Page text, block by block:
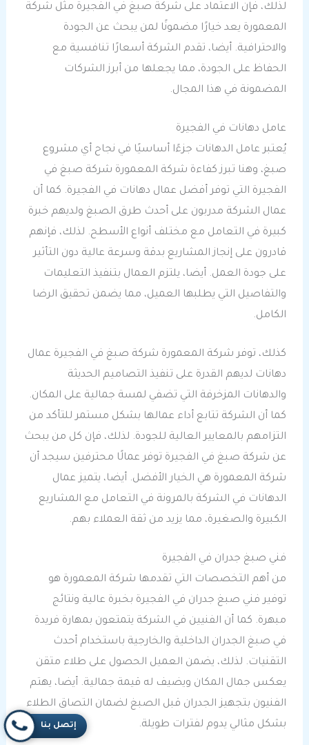
لذلك، فإن الاعتماد على شركة صبغ في الفجيرة مثل شركة
المعمورة يعد خيارًا مضمونًا لمن يبحث عن الجودة
والاحترافية. أيضا، تقدم الشركة أسعارًا تنافسية مع
الحفاظ على الجودة، مما يجعلها من أبرز الشركات
المضمونة في هذا المجال.
عامل دهانات في الفجيرة
يُعتبر عامل الدهانات جزءًا أساسيًا في نجاح أي مشروع
صبغ، وهنا تبرز كفاءة شركة المعمورة شركة صبغ في
الفجيرة التي توفر أفضل عمال دهانات في الفجيرة. كما أن
عمال الشركة مدربون على أحدث طرق الصبغ ولديهم خبرة
كبيرة في التعامل مع مختلف أنواع الأسطح. لذلك، فإنهم
قادرون على إنجاز المشاريع بدقة وسرعة عالية دون التأثير
على جودة العمل. أيضا، يلتزم العمال بتنفيذ التعليمات
والتفاصيل التي يطلبها العميل، مما يضمن تحقيق الرضا
الكامل.
كذلك، توفر شركة المعمورة شركة صبغ في الفجيرة عمال
دهانات لديهم القدرة على تنفيذ التصاميم الحديثة
والدهانات المزخرفة التي تضفي لمسة جمالية على المكان.
كما أن الشركة تتابع أداء عمالها بشكل مستمر للتأكد من
التزامهم بالمعايير العالية للجودة. لذلك، فإن كل من يبحث
عن شركة صبغ في الفجيرة توفر عمالًا محترفين سيجد أن
شركة المعمورة هي الخيار الأفضل. أيضا، يتميز عمال
الدهانات في الشركة بالمرونة في التعامل مع المشاريع
الكبيرة والصغيرة، مما يزيد من ثقة العملاء بهم.
فني صبغ جدران في الفجيرة
من أهم التخصصات التي تقدمها شركة المعمورة هو
توفير فني صبغ جدران في الفجيرة بخبرة عالية ونتائج
مبهرة. كما أن الفنيين في الشركة يتمتعون بمهارة فريدة
في صبغ الجدران الداخلية والخارجية باستخدام أحدث
التقنيات. لذلك، يضمن العميل الحصول على طلاء متقن
يعكس جمال المكان ويضيف له قيمة جمالية. أيضا، يهتم
الفنيون بتجهيز الجدران قبل الصبغ لضمان التصاق الطلاء
بشكل مثالي يدوم لفترات طويلة.
إتصل بنا